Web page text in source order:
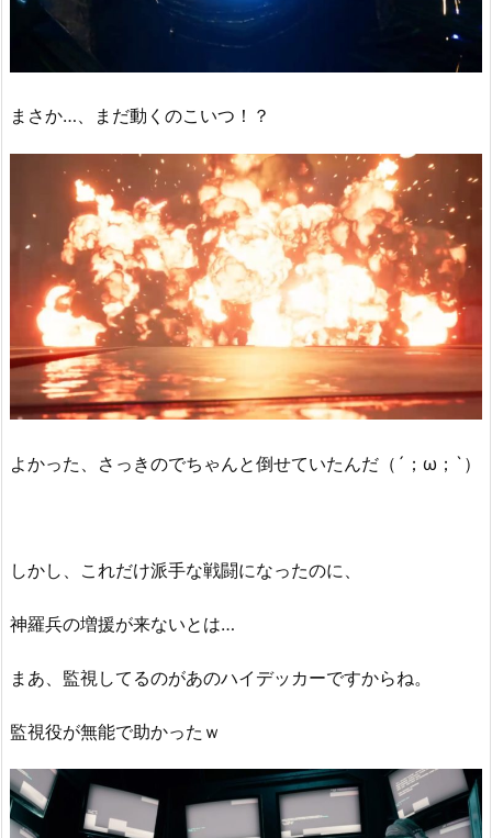
まさか…、まだ動くのこいつ！？
よかった、さっきのでちゃんと倒せていたんだ（´；ω；`）
しかし、これだけ派手な戦闘になったのに、
神羅兵の増援が来ないとは…
まあ、監視してるのがあのハイデッカーですからね。
監視役が無能で助かったｗ